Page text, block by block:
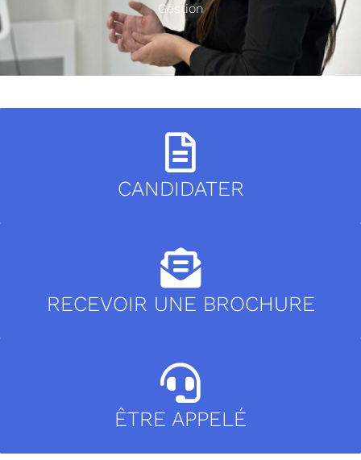
Gestion
CANDIDATER
RECEVOIR UNE BROCHURE
ÊTRE APPELÉ